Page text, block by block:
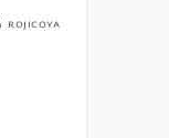
rojicoya